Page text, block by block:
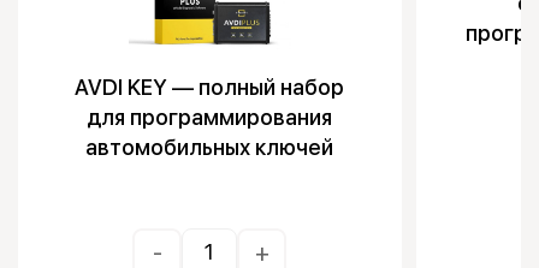
AVDI KEY — полный набор
для программирования
автомобильных ключей
- +